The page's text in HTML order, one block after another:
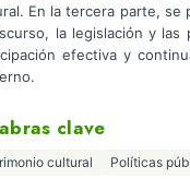
En la tercera parte, se
la legislación y las
efectiva y
clave
cultural Políticas